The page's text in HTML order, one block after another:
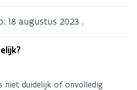
18 augustus 2023 .
niet duidelijk of onvolledig